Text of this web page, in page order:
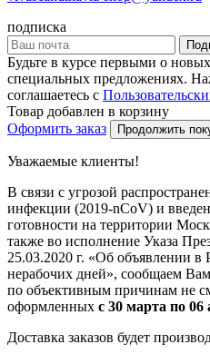
подписка
Будьте в курсе первыми о
специальных предложениях.
соглашаетесь с
Товар добавлен в корзину
Оформить заказ
Продолжить
Уважаемые клиенты!
В связи с угрозой
инфекции (2019-nCoV) и
готовности на территории
также во исполнение Указа
25.03.2020 г. «Об объявлении в
нерабочих дней», сообщаем
по объективным причинам не
оформленных с 30 марта по 06
Доставка заказов будет